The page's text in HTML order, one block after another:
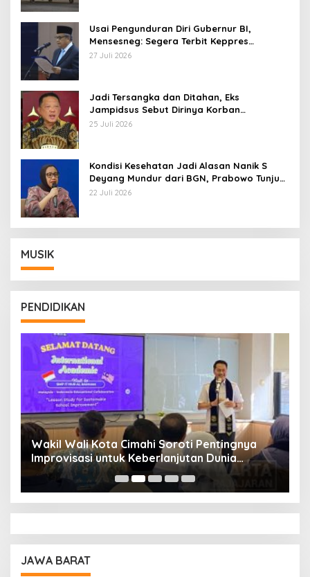
Usai Pengunduran Diri Gubernur BI,
Mensesneg: Segera Terbit Keppres
Pemberhentian dengan Hormat
27 Juli 2026
Jadi Tersangka dan Ditahan, Eks
Jampidsus Sebut Dirinya Korban
Kriminalisasi
25 Juli 2026
Kondisi Kesehatan Jadi Alasan Nanik S
Deyang Mundur dari BGN, Prabowo Tunjuk
Wamentan Sudaryono
22 Juli 2026
MUSIK
PENDIDIKAN
Wakil Wali Kota Cimahi Soroti Pentingnya
Improvisasi untuk Keberlanjutan Dunia
Pendidikan
JAWA BARAT